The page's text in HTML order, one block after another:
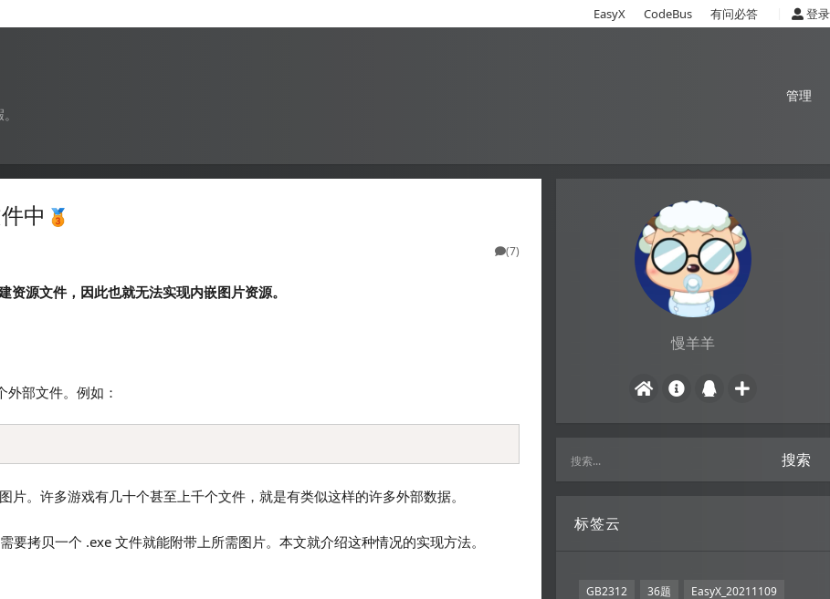
EasyX CodeBus 有问必答 登录
管理
中
(7)
源文件，因此也就无法实现内嵌图片资源。
部文件。例如：
。许多游戏有几十个甚至上千个文件，就是有类似这样的许多外部数据。
拷贝一个 .exe 文件就能附带上所需图片。本文就介绍这种情况的实现方法。
慢羊羊
搜索
标签云
GB2312 36题 EasyX_20211109